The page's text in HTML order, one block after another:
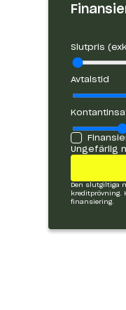
Slutpris
Avtalstid
Ungefärlig
Den slutgiltiga
kreditprövning.
finansiering.